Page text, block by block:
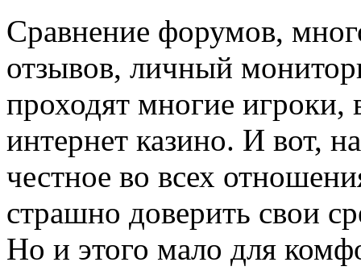
Сравнение форумов,
отзывов, личный
проходят многие
интернет казино. И вот,
честное во всех
страшно доверить свои
Но и этого мало для